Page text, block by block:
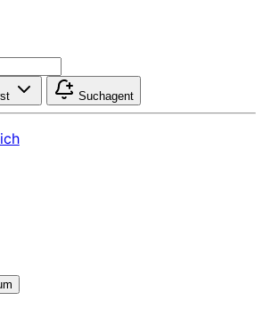
Suchagent